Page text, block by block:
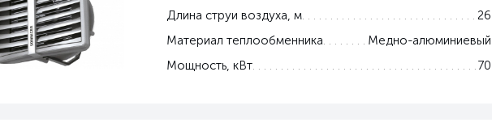
Длина струи воздуха, м
26
Материал теплообменника
Медно-алюминиевый
Мощность, кВт
70